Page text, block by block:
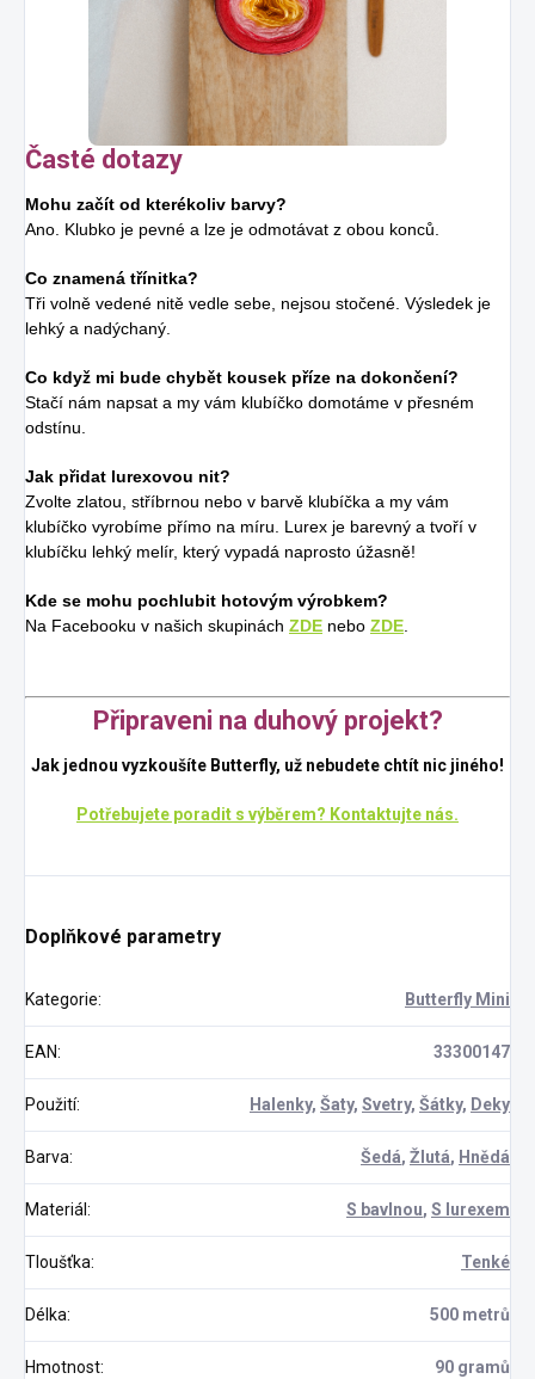
Časté dotazy
Mohu začít od kterékoliv barvy?
Ano. Klubko je pevné a lze je odmotávat z obou konců.
Co znamená třínitka?
Tři volně vedené nitě vedle sebe, nejsou stočené. Výsledek je
lehký a nadýchaný.
Co když mi bude chybět kousek příze na dokončení?
Stačí nám napsat a my vám klubíčko domotáme v přesném
odstínu.
Jak přidat lurexovou nit?
Zvolte zlatou, stříbrnou nebo v barvě klubíčka a my vám
klubíčko vyrobíme přímo na míru. Lurex je barevný a tvoří v
klubíčku lehký melír, který vypadá naprosto úžasně!
Kde se mohu pochlubit hotovým výrobkem?
Na Facebooku v našich skupinách ZDE nebo ZDE.
Připraveni na duhový projekt?
Jak jednou vyzkoušíte Butterfly, už nebudete chtít nic jiného!
Potřebujete poradit s výběrem? Kontaktujte nás.
Doplňkové parametry
Kategorie: Butterfly Mini
EAN: 33300147
Použití: Halenky, Šaty, Svetry, Šátky, Deky
Barva: Šedá, Žlutá, Hnědá
Materiál: S bavlnou, S lurexem
Tloušťka: Tenké
Délka: 500 metrů
Hmotnost: 90 gramů